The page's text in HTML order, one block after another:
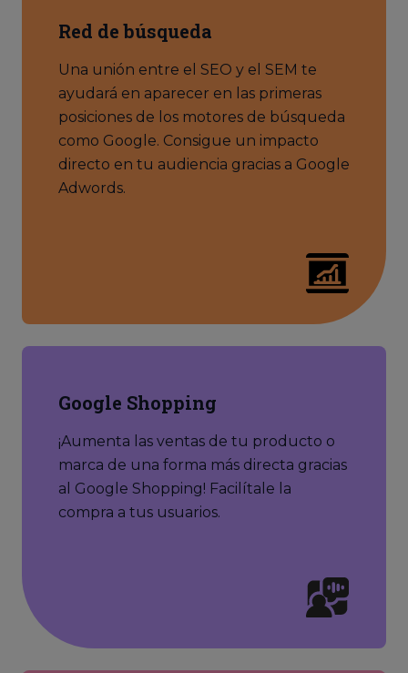
Red de búsqueda
Una unión entre el SEO y el SEM te
ayudará en aparecer en las primeras
posiciones de los motores de búsqueda
como Google. Consigue un impacto
directo en tu audiencia gracias a Google
Adwords.
Google Shopping
¡Aumenta las ventas de tu producto o
marca de una forma más directa gracias
al Google Shopping! Facilítale la
compra a tus usuarios.